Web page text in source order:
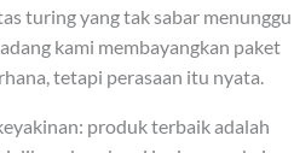
turing yang tak sabar menunggu
kami membayangkan paket
tetapi perasaan itu nyata.
produk terbaik adalah